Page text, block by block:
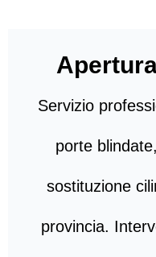
Servizio
porte
sostituzione
provincia.